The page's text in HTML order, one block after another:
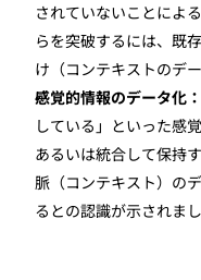
されていないことによ
らを突破するには、既
け（コンテキストのデ
感覚的情報のデータ化：
している」といった感
あるいは統合して保持
脈（コンテキスト）の
るとの認識が示されまし